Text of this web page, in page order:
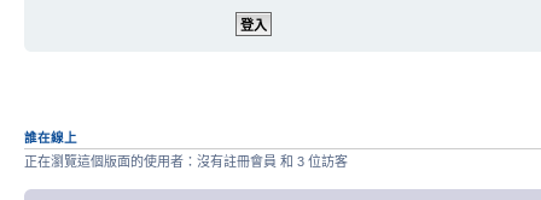
誰在線上
正在瀏覽這個版面的使用者：沒有註冊會員 和 3 位訪客